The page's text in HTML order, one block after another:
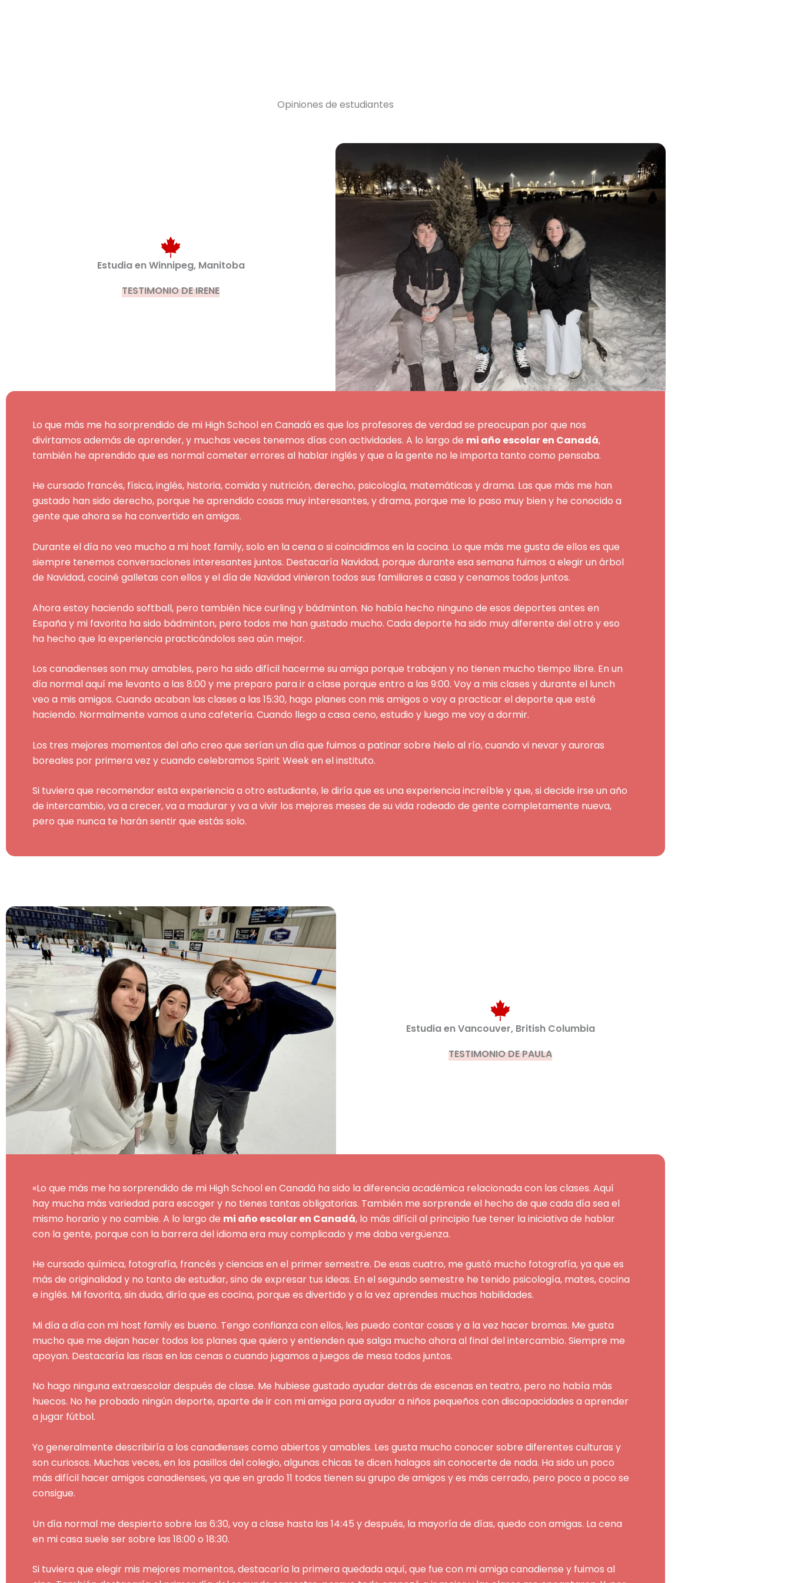
Opiniones de estudiantes
Estudia en Winnipeg, Manitoba
TESTIMONIO DE IRENE
Lo que más me ha sorprendido de mi High School en Canadá es que los profesores de verdad se preocupan por que nos
divirtamos además de aprender, y muchas veces tenemos días con actividades. A lo largo de mi año escolar en Canadá,
también he aprendido que es normal cometer errores al hablar inglés y que a la gente no le importa tanto como pensaba.
He cursado francés, física, inglés, historia, comida y nutrición, derecho, psicología, matemáticas y drama. Las que más me han
gustado han sido derecho, porque he aprendido cosas muy interesantes, y drama, porque me lo paso muy bien y he conocido a
gente que ahora se ha convertido en amigas.
Durante el día no veo mucho a mi host family, solo en la cena o si coincidimos en la cocina. Lo que más me gusta de ellos es que
siempre tenemos conversaciones interesantes juntos. Destacaría Navidad, porque durante esa semana fuimos a elegir un árbol
de Navidad, cociné galletas con ellos y el día de Navidad vinieron todos sus familiares a casa y cenamos todos juntos.
Ahora estoy haciendo softball, pero también hice curling y bádminton. No había hecho ninguno de esos deportes antes en
España y mi favorita ha sido bádminton, pero todos me han gustado mucho. Cada deporte ha sido muy diferente del otro y eso
ha hecho que la experiencia practicándolos sea aún mejor.
Los canadienses son muy amables, pero ha sido difícil hacerme su amiga porque trabajan y no tienen mucho tiempo libre. En un
día normal aquí me levanto a las 8:00 y me preparo para ir a clase porque entro a las 9:00. Voy a mis clases y durante el lunch
veo a mis amigos. Cuando acaban las clases a las 15:30, hago planes con mis amigos o voy a practicar el deporte que esté
haciendo. Normalmente vamos a una cafetería. Cuando llego a casa ceno, estudio y luego me voy a dormir.
Los tres mejores momentos del año creo que serían un día que fuimos a patinar sobre hielo al río, cuando vi nevar y auroras
boreales por primera vez y cuando celebramos Spirit Week en el instituto.
Si tuviera que recomendar esta experiencia a otro estudiante, le diría que es una experiencia increíble y que, si decide irse un año
de intercambio, va a crecer, va a madurar y va a vivir los mejores meses de su vida rodeado de gente completamente nueva,
pero que nunca te harán sentir que estás solo.
Estudia en Vancouver, British Columbia
TESTIMONIO DE PAULA
«Lo que más me ha sorprendido de mi High School en Canadá ha sido la diferencia académica relacionada con las clases. Aquí
hay mucha más variedad para escoger y no tienes tantas obligatorias. También me sorprende el hecho de que cada día sea el
mismo horario y no cambie. A lo largo de mi año escolar en Canadá, lo más difícil al principio fue tener la iniciativa de hablar
con la gente, porque con la barrera del idioma era muy complicado y me daba vergüenza.
He cursado química, fotografía, francés y ciencias en el primer semestre. De esas cuatro, me gustó mucho fotografía, ya que es
más de originalidad y no tanto de estudiar, sino de expresar tus ideas. En el segundo semestre he tenido psicología, mates, cocina
e inglés. Mi favorita, sin duda, diría que es cocina, porque es divertido y a la vez aprendes muchas habilidades.
Mi día a día con mi host family es bueno. Tengo confianza con ellos, les puedo contar cosas y a la vez hacer bromas. Me gusta
mucho que me dejan hacer todos los planes que quiero y entienden que salga mucho ahora al final del intercambio. Siempre me
apoyan. Destacaría las risas en las cenas o cuando jugamos a juegos de mesa todos juntos.
No hago ninguna extraescolar después de clase. Me hubiese gustado ayudar detrás de escenas en teatro, pero no había más
huecos. No he probado ningún deporte, aparte de ir con mi amiga para ayudar a niños pequeños con discapacidades a aprender
a jugar fútbol.
Yo generalmente describiría a los canadienses como abiertos y amables. Les gusta mucho conocer sobre diferentes culturas y
son curiosos. Muchas veces, en los pasillos del colegio, algunas chicas te dicen halagos sin conocerte de nada. Ha sido un poco
más difícil hacer amigos canadienses, ya que en grado 11 todos tienen su grupo de amigos y es más cerrado, pero poco a poco se
consigue.
Un día normal me despierto sobre las 6:30, voy a clase hasta las 14:45 y después, la mayoría de días, quedo con amigas. La cena
en mi casa suele ser sobre las 18:00 o 18:30.
Si tuviera que elegir mis mejores momentos, destacaría la primera quedada aquí, que fue con mi amiga canadiense y fuimos al